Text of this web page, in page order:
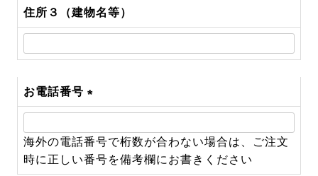
住所３（建物名等）
お電話番号
(必
須)
海外の電話番号で桁数が合わない場合は、ご注文
時に正しい番号を備考欄にお書きください